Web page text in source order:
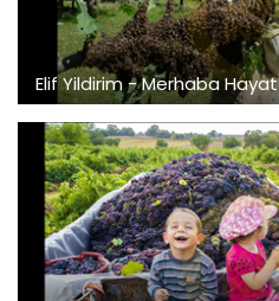
Elif Yildirim - Merhaba Hayat